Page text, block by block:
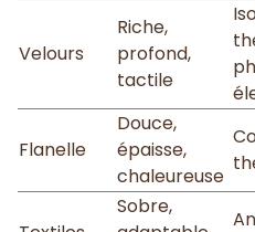
Velours
Riche,
profond,
tactile
Flanelle
Douce,
épaisse,
chaleureuse
Sobre,